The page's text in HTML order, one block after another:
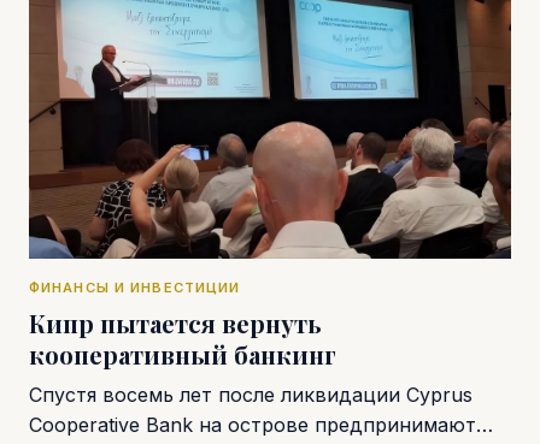
ФИНАНСЫ И ИНВЕСТИЦИИ
Кипр пытается вернуть
кооперативный банкинг
Спустя восемь лет после ликвидации Cyprus
Cooperative Bank на острове предпринимают…